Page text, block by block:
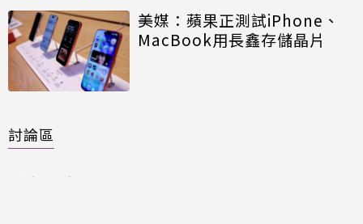
美媒：蘋果正測試iPhone、
MacBook用長鑫存儲晶片
討論區
共有 則留言